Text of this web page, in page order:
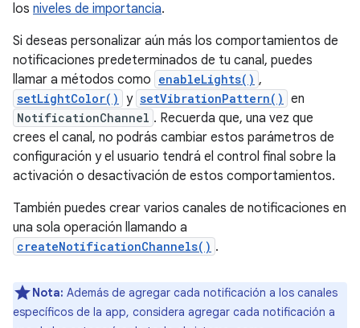
los niveles de importancia.
Si deseas personalizar aún más los comportamientos de
notificaciones predeterminados de tu canal, puedes
llamar a métodos como enableLights() ,
setLightColor() y setVibrationPattern() en
NotificationChannel . Recuerda que, una vez que
crees el canal, no podrás cambiar estos parámetros de
configuración y el usuario tendrá el control final sobre la
activación o desactivación de estos comportamientos.
También puedes crear varios canales de notificaciones en
una sola operación llamando a
createNotificationChannels() .
Nota: Además de agregar cada notificación a los canales
específicos de la app, considera agregar cada notificación a